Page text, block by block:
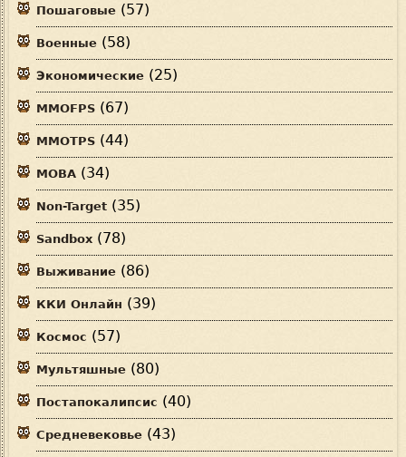
Пошаговые (57)
Военные (58)
Экономические (25)
MMOFPS (67)
MMOTPS (44)
MOBA (34)
Non-Target (35)
Sandbox (78)
Выживание (86)
ККИ Онлайн (39)
Космос (57)
Мультяшные (80)
Постапокалипсис (40)
Средневековье (43)